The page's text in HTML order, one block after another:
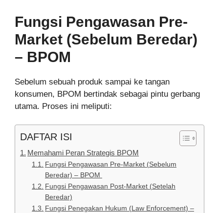
Fungsi Pengawasan Pre-
Market (Sebelum Beredar)
– BPOM
Sebelum sebuah produk sampai ke tangan
konsumen, BPOM bertindak sebagai pintu gerbang
utama. Proses ini meliputi:
DAFTAR ISI
Memahami Peran Strategis BPOM
Fungsi Pengawasan Pre-Market (Sebelum
Beredar) – BPOM
Fungsi Pengawasan Post-Market (Setelah
Beredar)
Fungsi Penegakan Hukum (Law Enforcement) –